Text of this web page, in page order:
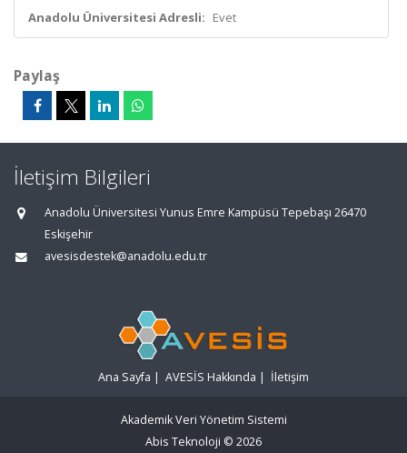
Anadolu Üniversitesi Adresli: Evet
Paylaş
İletişim Bilgileri
Anadolu Üniversitesi Yunus Emre Kampüsü Tepebaşı 26470
Eskişehir
avesisdestek@anadolu.edu.tr
Ana Sayfa | AVESİS Hakkında | İletişim
Akademik Veri Yönetim Sistemi
Abis Teknoloji © 2026